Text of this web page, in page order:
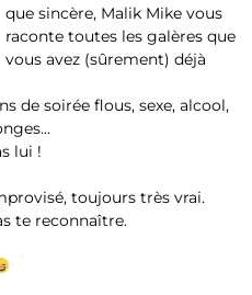
que sincère, Malik Mike vous
raconte toutes les galères que
vous avez (sûrement) déjà
de soirée flous, sexe, alcool,
lui !
toujours très vrai.
te reconnaître.